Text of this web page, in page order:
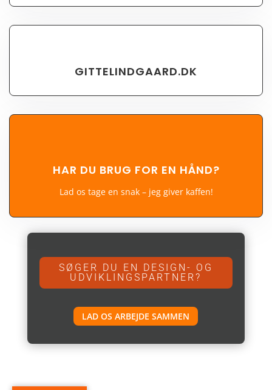
GITTELINDGAARD.DK
HAR DU BRUG FOR EN HÅND?
Lad os tage en snak – jeg giver kaffen!
SØGER DU EN DESIGN- OG
UDVIKLINGSPARTNER?
LAD OS ARBEJDE SAMMEN